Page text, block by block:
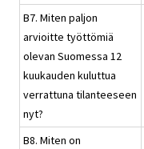
B7. Miten paljon
arvioitte työttömiä
olevan Suomessa 12
kuukauden kuluttua
verrattuna tilanteeseen
nyt?
B8. Miten on